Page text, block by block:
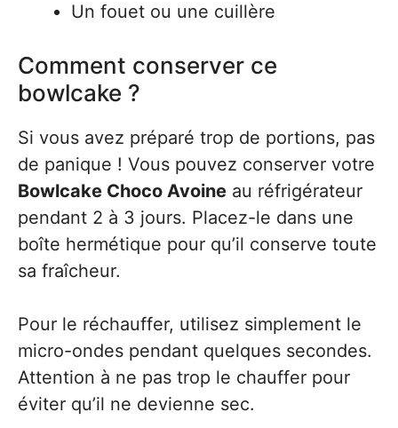
Un fouet ou une cuillère
Comment conserver ce
bowlcake ?
Si vous avez préparé trop de portions, pas
de panique ! Vous pouvez conserver votre
Bowlcake Choco Avoine au réfrigérateur
pendant 2 à 3 jours. Placez-le dans une
boîte hermétique pour qu’il conserve toute
sa fraîcheur.
Pour le réchauffer, utilisez simplement le
micro-ondes pendant quelques secondes.
Attention à ne pas trop le chauffer pour
éviter qu’il ne devienne sec.